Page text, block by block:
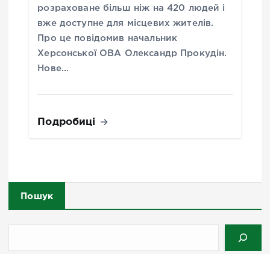
розраховане більш ніж на 420 людей і
вже доступне для місцевих жителів.
Про це повідомив начальник
Херсонської ОВА Олександр Прокудін.
Нове…
Подробиці
Пошук